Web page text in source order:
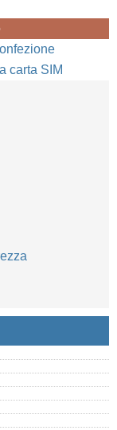
carta SIM